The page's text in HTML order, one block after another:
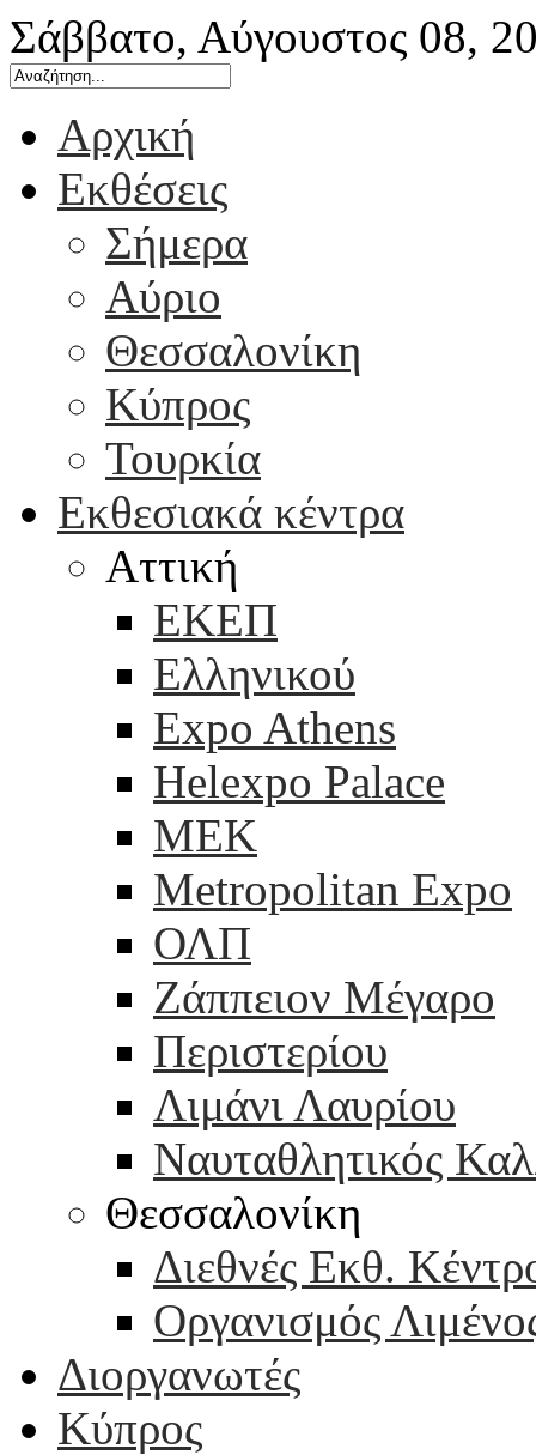
Σάββατο, Αύγουστος 08,
Αρχική
Εκθέσεις
Σήμερα
Αύριο
Θεσσαλονίκη
Κύπρος
Τουρκία
Εκθεσιακά κέντρα
Αττική
ΕΚΕΠ
Ελληνικού
Expo Athens
Helexpo Palace
ΜΕΚ
Metropolitan Expo
ΟΛΠ
Ζάππειον Μέγαρο
Περιστερίου
Λιμάνι Λαυρίου
Ναυταθλητικός
Θεσσαλονίκη
Διεθνές Εκθ.
Οργανισμός
Διοργανωτές
Κύπρος